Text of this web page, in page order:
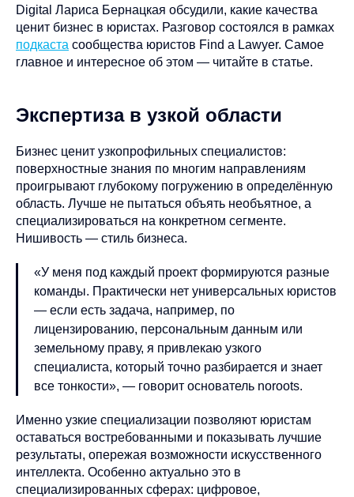
Digital Лариса Бернацкая обсудили, какие качества
ценит бизнес в юристах. Разговор состоялся в рамках
подкаста сообщества юристов Find a Lawyer. Самое
главное и интересное об этом — читайте в статье.
Экспертиза в узкой области
Бизнес ценит узкопрофильных специалистов:
поверхностные знания по многим направлениям
проигрывают глубокому погружению в определённую
область. Лучше не пытаться объять необъятное, а
специализироваться на конкретном сегменте.
Нишивость — стиль бизнеса.
«У меня под каждый проект формируются разные
команды. Практически нет универсальных юристов
— если есть задача, например, по
лицензированию, персональным данным или
земельному праву, я привлекаю узкого
специалиста, который точно разбирается и знает
все тонкости», — говорит основатель noroots.
Именно узкие специализации позволяют юристам
оставаться востребованными и показывать лучшие
результаты, опережая возможности искусственного
интеллекта. Особенно актуально это в
специализированных сферах: цифровое,